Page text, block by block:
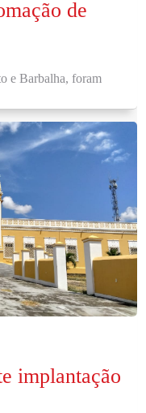
de
e Barbalha, foram
implantação